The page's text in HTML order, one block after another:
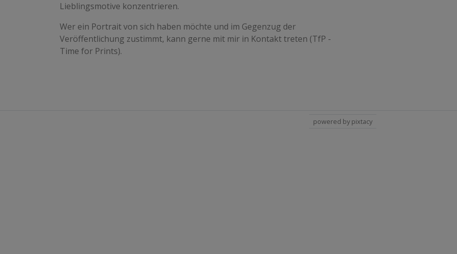
Lieblingsmotive konzentrieren.
Wer ein Portrait von sich haben möchte und im Gegenzug der
Veröffentlichung zustimmt, kann gerne mit mir in Kontakt treten (TfP -
Time for Prints).
powered by pixtacy